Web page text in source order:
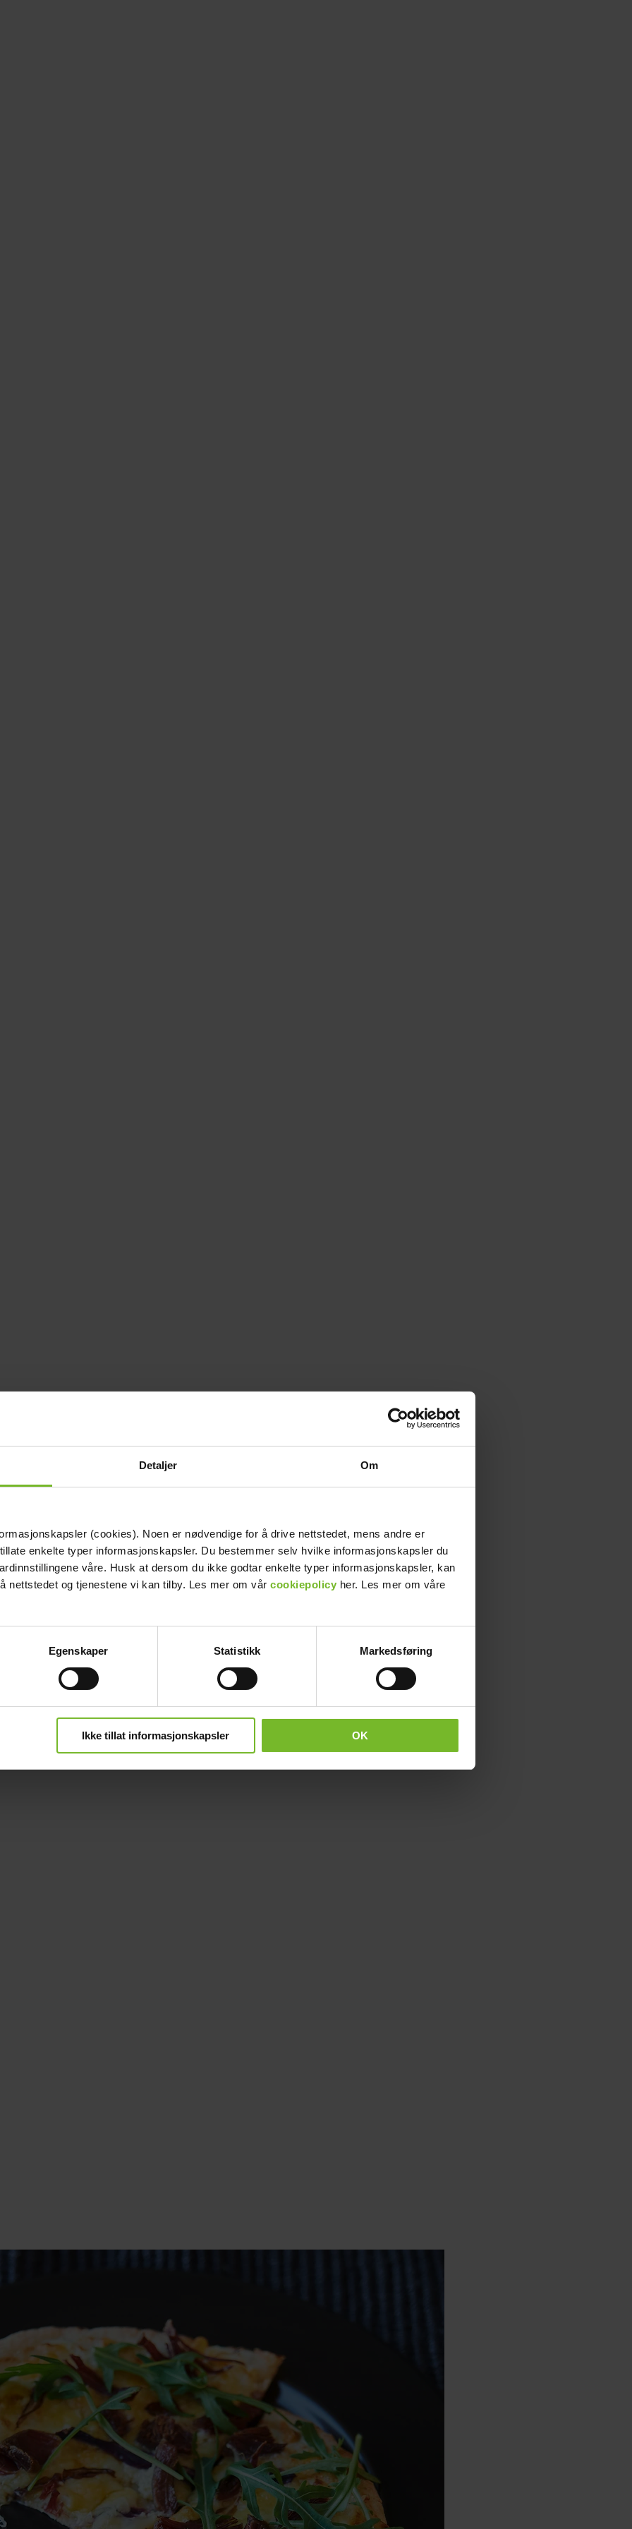
Detaljer Om
(cookies). Noen er nødvendige for å drive nettstedet, mens andre er
enkelte typer informasjonskapsler. Du bestemmer selv hvilke informasjonskapsler du
våre. Husk at dersom du ikke godtar enkelte typer informasjonskapsler, kan
nettstedet og tjenestene vi kan tilby. Les mer om vår cookiepolicy her. Les mer om våre
Egenskaper Statistikk Markedsføring
Ikke tillat informasjonskapsler OK